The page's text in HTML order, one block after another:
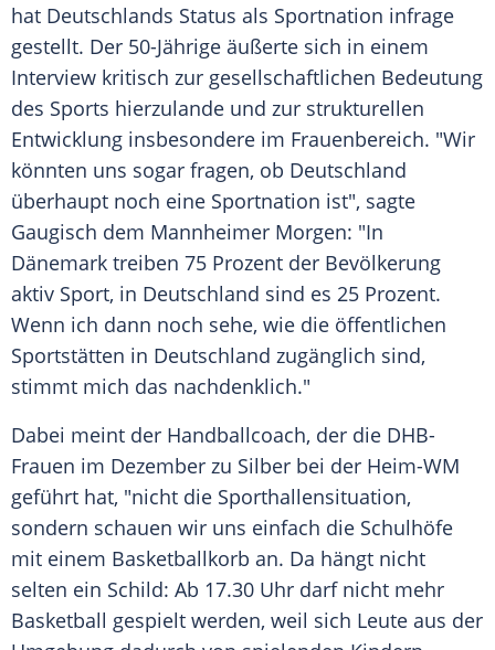
hat Deutschlands Status als Sportnation infrage
gestellt. Der 50-Jährige äußerte sich in einem
Interview kritisch zur gesellschaftlichen Bedeutung
des Sports hierzulande und zur strukturellen
Entwicklung insbesondere im Frauenbereich. "Wir
könnten uns sogar fragen, ob Deutschland
überhaupt noch eine Sportnation ist", sagte
Gaugisch dem Mannheimer Morgen: "In
Dänemark treiben 75 Prozent der Bevölkerung
aktiv Sport, in Deutschland sind es 25 Prozent.
Wenn ich dann noch sehe, wie die öffentlichen
Sportstätten in Deutschland zugänglich sind,
stimmt mich das nachdenklich."
Dabei meint der Handballcoach, der die DHB-
Frauen im Dezember zu Silber bei der Heim-WM
geführt hat, "nicht die Sporthallensituation,
sondern schauen wir uns einfach die Schulhöfe
mit einem Basketballkorb an. Da hängt nicht
selten ein Schild: Ab 17.30 Uhr darf nicht mehr
Basketball gespielt werden, weil sich Leute aus der